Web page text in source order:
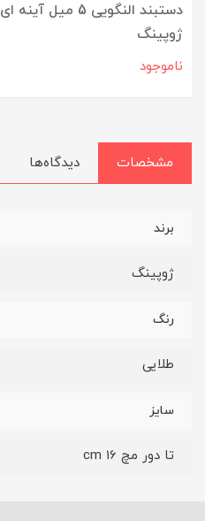
دستبند النگویی 5 میل آینه ای
ژوپینگ
ناموجود
مشخصات دیدگاه‌ها
برند
ژوپینگ
رنگ
طلایی
سایز
تا دور مچ 16 cm